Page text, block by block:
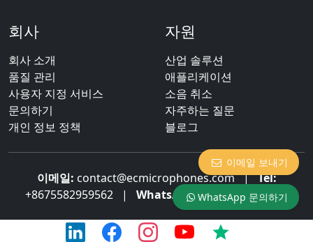
이메일 보내기
WhatsApp 문의하기
회사
회사 소개
품질 관리
사용자 지정 서비스
문의하기
개인 정보 정책
자원
산업 솔루션
애플리케이션
소음 취소
자주하는 질문
블로그
이메일: contact@ecmicrophones.com|Tel:
+8675582959562 | WhatsApp: +8613922873003